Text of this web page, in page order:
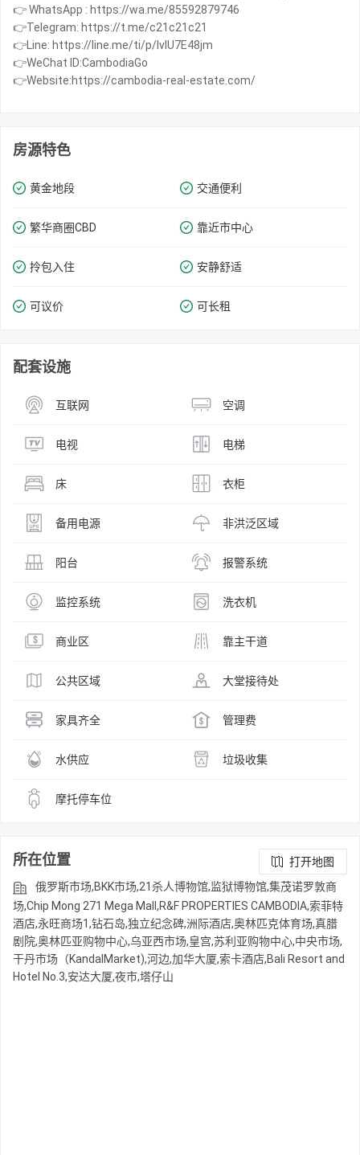
👉 WhatsApp : https://wa.me/85592879746
👉Telegram: https://t.me/c21c21c21
👉Line: https://line.me/ti/p/IvIU7E48jm
👉WeChat ID:CambodiaGo
👉Website:https://cambodia-real-estate.com/
房源特色
黄金地段 交通便利
繁华商圈​​CBD 靠近市中心
拎包入住 安静舒适
可议价 可长租
配套设施
互联网 空调
电视 电梯
床 衣柜
备用电源 非洪泛区域
阳台 报警系统
监控系统 洗衣机
商业区 靠主干道
公共区域 大堂接待处
家具齐全 管理费
水供应 垃圾收集
摩托停车位
所在位置
打开地图
俄罗斯市场,BKK市场,21杀人博物馆,监狱博物馆,集茂诺罗敦商
场,Chip Mong 271 Mega Mall,R&F PROPERTIES CAMBODIA,索菲特
酒店,永旺商场1,钻石岛,独立纪念碑,洲际酒店,奥林匹克体育场,真腊
剧院,奥林匹亚购物中心,乌亚西市场,皇宫,苏利亚购物中心,中央市场,
干丹市场（KandalMarket),河边,加华大厦,索卡酒店,Bali Resort and
Hotel No.3,安达大厦,夜市,塔仔山